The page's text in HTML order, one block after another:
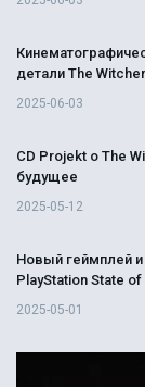
детали The
2025-06-03
CD Projekt о The
будущее
2025-05-12
Новый геймплей и
PlayStation State of
2025-05-01